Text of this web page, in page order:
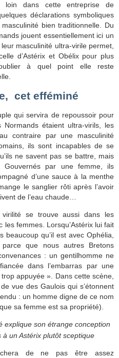
dans cette entreprise de
déclarations symboliques
bien traditionnelle. Du
jouent essentiellement ici un
masculinité ultra-virile permet,
d’Astérix et Obélix pour plus
à quel point elle reste
cet efféminé
qui servira de repoussoir pour
étaient ultra-virils, les
contraire par une masculinité
ils sont incapables de se
ne savent pas se battre, mais
Gouvernés par une femme, ils
d’une sauce à la menthe
le sanglier rôti après l’avoir
de l’eau chaude…
se trouve aussi dans les
les femmes. Lorsqu’Astérix lui fait
qu’il est avec Ophélia,
que nous autres Bretons
: un gentilhomme ne
dans l’embarras par une
appuyée ». Dans cette scène,
vue des Gaulois qui s’étonnent
: un homme digne de ce nom
sa femme est sa propriété).
explique son étrange conception
un Astérix plutôt sceptique
de ne pas être assez